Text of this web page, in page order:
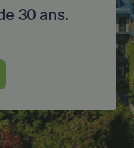
30 ans.